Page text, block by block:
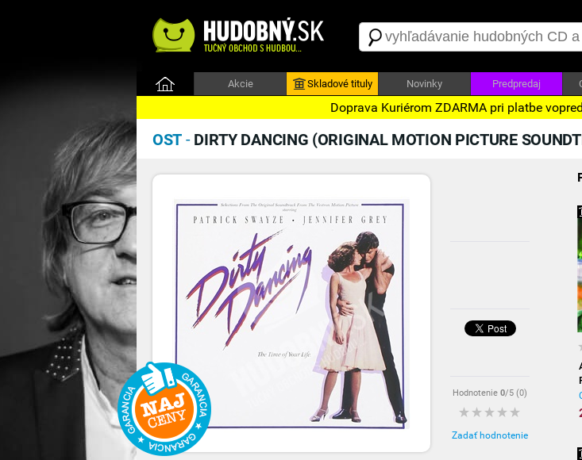
Akcie Skladové tituly Novinky Predpredaj
Doprava Kuriérom ZDARMA pri platbe
OST - DIRTY DANCING (ORIGINAL MOTION PICTURE
Hodnotenie 0/5 (0)
Zadať hodnotenie